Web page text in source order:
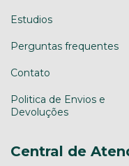
Estudios
Perguntas frequentes
Contato
Politica de Envios e
Devoluções
Central de